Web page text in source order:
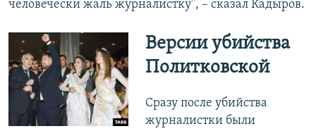
человечески жаль журналистку", – сказал Кадыров.
Версии убийства
Политковской
Сразу после убийства
журналистки были